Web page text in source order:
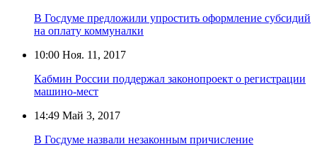
В Госдуме предложили упростить оформление субсидий
на оплату коммуналки
10:00 Ноя. 11, 2017
Кабмин России поддержал законопроект о регистрации
машино-мест
14:49 Май 3, 2017
В Госдуме назвали незаконным причисление